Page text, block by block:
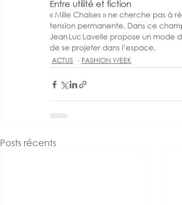
Entre utilité et fiction
« Mille Chaises » ne cherche pas
tension permanente. Dans ce
Jean Luc Lavelle propose un mode
de se projeter dans l’espace.
ACTUS FASHION WEEK
Posts récents